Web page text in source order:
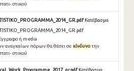
στικού
Κατέβασμα
ή media
αναγκαίων πόρων θα θέσει σε κίνδυνοτην
στικού
Κατέβασμα